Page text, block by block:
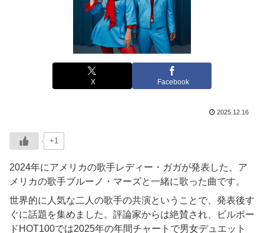
X Facebook
2025.12.16
+1
2024年にアメリカの歌手レディー・ガガが発表した、ア
メリカの歌手ブルーノ・マーズと一緒に歌った曲です。
世界的に人気な二人の歌手の共演ということで、発表後す
ぐに話題を集めました。評論家からは絶賛され、ビルボー
ドHOT100では2025年の年間チャートで男女デュエット